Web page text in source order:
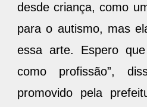
desde criança, como
para o autismo, mas
essa arte. Espero
como profissão”,
promovido pela